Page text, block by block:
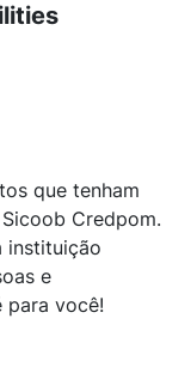
que tenham
Credpom.
instituição
e
para você!